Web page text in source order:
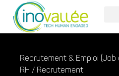
Recrutement & Emploi (Job
RH / Recrutement